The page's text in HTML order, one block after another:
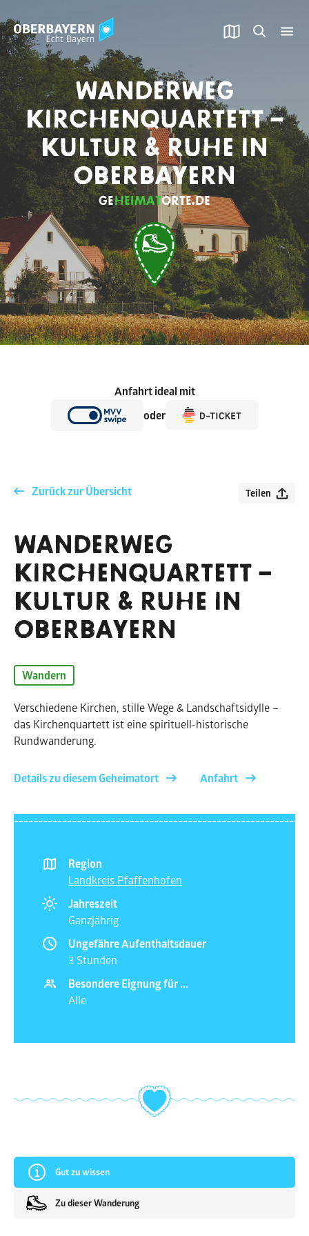
WANDERWEG
KIRCHENQUARTETT –
KULTUR & RUHE IN
OBERBAYERN
GEHEIMAT​ORTE.DE
Anfahrt ideal mit
oder
Zurück zur Übersicht Teilen
WANDERWEG
KIRCHENQUARTETT –
KULTUR & RUHE IN
OBERBAYERN
Wandern
Verschiedene Kirchen, stille Wege & Landschaftsidylle –
das Kirchenquartett ist eine spirituell-historische
Rundwanderung.
Details zu diesem Geheimatort Anfahrt
Region
Landkreis Pfaffenhofen
Jahreszeit
Ganzjährig
Ungefähre Aufenthaltsdauer
3 Stunden
Besondere Eignung für ...
Alle
Gut zu wissen
Zu dieser Wanderung